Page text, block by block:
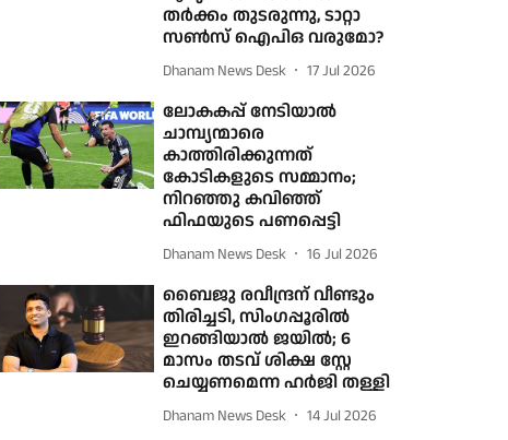
തര്‍ക്കം തുടരുന്നു, ടാറ്റാ
സണ്‍സ് ഐപിഒ വരുമോ?
Dhanam News Desk 17 Jul 2026
ലോകകപ്പ് നേടിയാല്‍
ചാമ്പ്യന്മാരെ
കാത്തിരിക്കുന്നത്
കോടികളുടെ സമ്മാനം;
നിറഞ്ഞു കവിഞ്ഞ്
ഫിഫയുടെ പണപ്പെട്ടി
Dhanam News Desk 16 Jul 2026
ബൈജു രവീന്ദ്രന് വീണ്ടും
തിരിച്ചടി, സിംഗപ്പൂരില്‍
ഇറങ്ങിയാല്‍ ജയില്‍; 6
മാസം തടവ് ശിക്ഷ സ്റ്റേ
ചെയ്യണമെന്ന ഹര്‍ജി തള്ളി
Dhanam News Desk 14 Jul 2026